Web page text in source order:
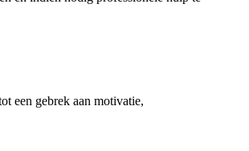
een gebrek aan motivatie,